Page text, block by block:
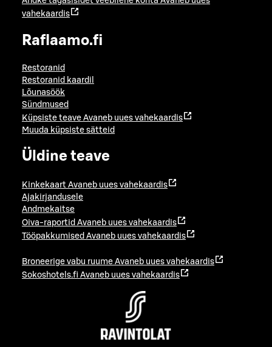
vahekaardis
Raflaamo.fi
Restoranid
Restoranid kaardil
Lõunasöök
Sündmused
Küpsiste teave Avaneb uues vahekaardis
Muuda küpsiste sätteid
Üldine teave
Kinkekaart Avaneb uues vahekaardis
Ajakirjandusele
Andmekaitse
Oiva-raportid Avaneb uues vahekaardis
Tööpakkumised Avaneb uues vahekaardis
Broneerige vabu ruume Avaneb uues vahekaardis
Sokoshotels.fi Avaneb uues vahekaardis